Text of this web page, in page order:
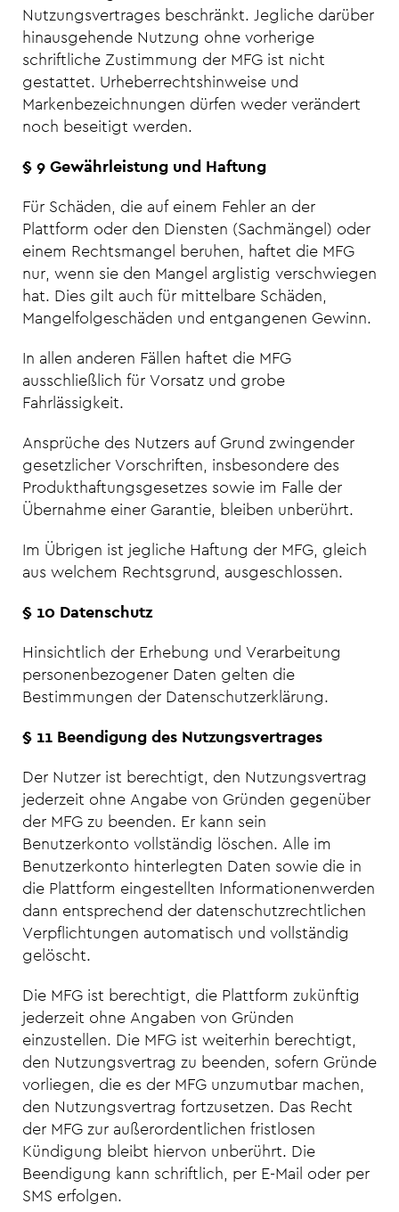
Nutzungsvertrages beschränkt. Jegliche darüber
hinausgehende Nutzung ohne vorherige
schriftliche Zustimmung der MFG ist nicht
gestattet. Urheberrechtshinweise und
Markenbezeichnungen dürfen weder verändert
noch beseitigt werden.
§ 9 Gewährleistung und Haftung
Für Schäden, die auf einem Fehler an der
Plattform oder den Diensten (Sachmängel) oder
einem Rechtsmangel beruhen, haftet die MFG
nur, wenn sie den Mangel arglistig verschwiegen
hat. Dies gilt auch für mittelbare Schäden,
Mangelfolgeschäden und entgangenen Gewinn.
In allen anderen Fällen haftet die MFG
ausschließlich für Vorsatz und grobe
Fahrlässigkeit.
Ansprüche des Nutzers auf Grund zwingender
gesetzlicher Vorschriften, insbesondere des
Produkthaftungsgesetzes sowie im Falle der
Übernahme einer Garantie, bleiben unberührt.
Im Übrigen ist jegliche Haftung der MFG, gleich
aus welchem Rechtsgrund, ausgeschlossen.
§ 10 Datenschutz
Hinsichtlich der Erhebung und Verarbeitung
personenbezogener Daten gelten die
Bestimmungen der Datenschutzerklärung.
§ 11 Beendigung des Nutzungsvertrages
Der Nutzer ist berechtigt, den Nutzungsvertrag
jederzeit ohne Angabe von Gründen gegenüber
der MFG zu beenden. Er kann sein
Benutzerkonto vollständig löschen. Alle im
Benutzerkonto hinterlegten Daten sowie die in
die Plattform eingestellten Informationenwerden
dann entsprechend der datenschutzrechtlichen
Verpflichtungen automatisch und vollständig
gelöscht.
Die MFG ist berechtigt, die Plattform zukünftig
jederzeit ohne Angaben von Gründen
einzustellen. Die MFG ist weiterhin berechtigt,
den Nutzungsvertrag zu beenden, sofern Gründe
vorliegen, die es der MFG unzumutbar machen,
den Nutzungsvertrag fortzusetzen. Das Recht
der MFG zur außerordentlichen fristlosen
Kündigung bleibt hiervon unberührt. Die
Beendigung kann schriftlich, per E-Mail oder per
SMS erfolgen.